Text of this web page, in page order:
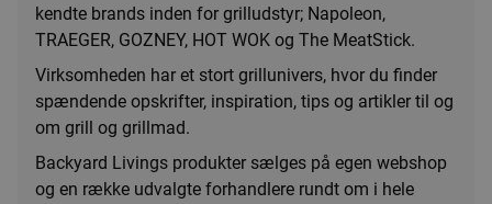
kendte brands inden for grilludstyr; Napoleon,
TRAEGER, GOZNEY, HOT WOK og The MeatStick.
Virksomheden har et stort grillunivers, hvor du finder
spændende opskrifter, inspiration, tips og artikler til og
om grill og grillmad.
Backyard Livings produkter sælges på egen webshop
og en række udvalgte forhandlere rundt om i hele